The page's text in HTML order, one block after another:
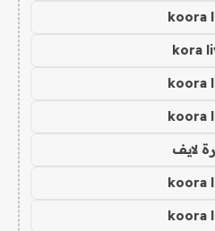
koora
kora
koora
koora
لايف
koora
koora